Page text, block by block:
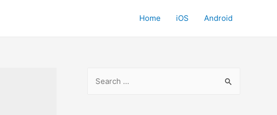
Home iOS Android